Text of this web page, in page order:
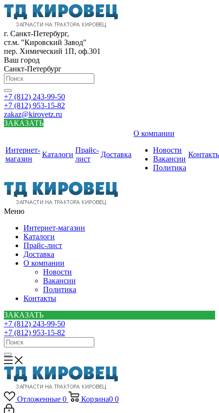
г. Санкт-Петербург,
ст.м. "Кировский Завод"
пер. Химический 1П, оф.301
Ваш город
Санкт-Петербург
+7 (812) 243-99-50
+7 (812) 953-15-82
zakaz@kirovetz.ru
ЗАКАЗАТЬ
Интернет-
магазин
Каталоги
Прайс-
лист
Доставка
О компании
Новости
Вакансии
Политика
Меню
Интернет-магазин
Каталоги
Прайс-лист
Доставка
О компании
Новости
Вакансии
Политика
Контакты
ЗАКАЗАТЬ
+7 (812) 243-99-50
+7 (812) 953-15-82
Отложенные 0 Корзина0 0